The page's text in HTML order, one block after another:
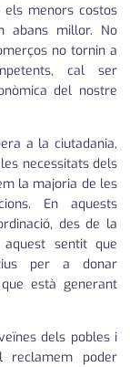
menors costos
abans millor. No
no tornin a
cal ser
del nostre
a la ciutadania,
necessitats dels
la majoria de les
En aquests
des de la
sentit que
per a donar
està generant
dels pobles i
reclamem poder